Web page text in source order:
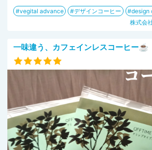
vegital advance デザインコーヒー
design
株式会
一味違う、カフェインレスコーヒー☕